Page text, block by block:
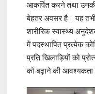
आकर्षित करने तथा
बेहतर अवसर है। यह तभी
शारीरिक स्वास्थ्य
में पदस्थापित प्रत्येक
प्रति खिलाड़ियों को
को बढ़ाने की आवश्यकता